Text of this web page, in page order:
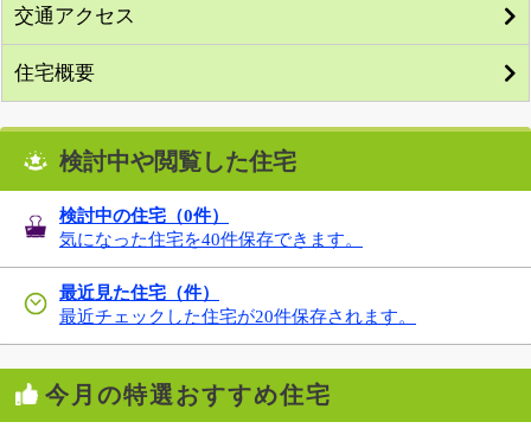
交通アクセス
住宅概要
検討中や閲覧した住宅
検討中の住宅（0件）
気になった住宅を40件保存できます。
最近見た住宅（件）
最近チェックした住宅が20件保存されます。
今月の特選おすすめ住宅